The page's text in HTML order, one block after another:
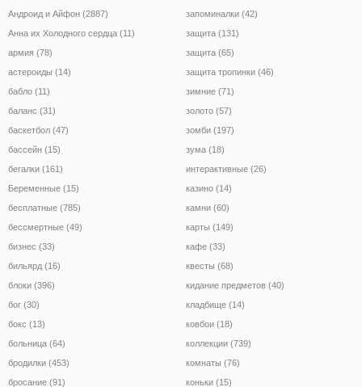
Андроид и Айфон (2887)
Анна их Холодного сердца (11)
армия (78)
астероиды (14)
бабло (11)
баланс (31)
баскетбол (47)
бассейн (15)
бегалки (161)
Беременные (15)
бесплатные (785)
бессмертные (49)
бизнес (33)
бильярд (16)
блоки (396)
бог (30)
бокс (13)
больница (64)
бродилки (453)
бросание (91)
запоминалки (42)
защита (131)
защита (65)
защита тропинки (46)
зимние (71)
золото (57)
зомби (197)
зума (18)
интерактивные (26)
казино (14)
камни (60)
карты (149)
кафе (33)
квесты (68)
кидание предметов (40)
кладбище (14)
ковбои (18)
коллекции (739)
комнаты (76)
коньки (15)